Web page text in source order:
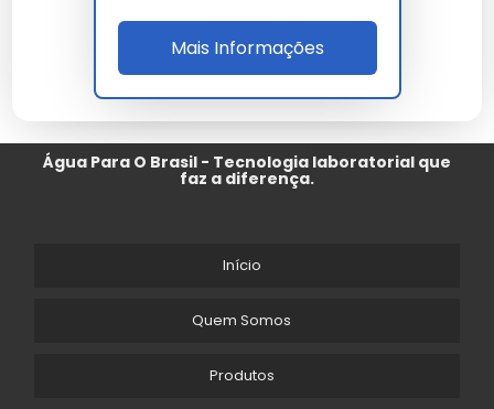
Mais Informações
Água Para O Brasil - Tecnologia laboratorial que
faz a diferença.
Início
Quem Somos
Produtos